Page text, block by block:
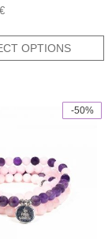
OPTIONS
-50%